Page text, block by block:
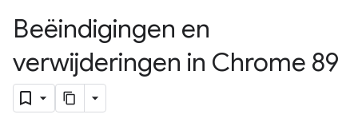
Beëindigingen en
verwijderingen in Chrome 89